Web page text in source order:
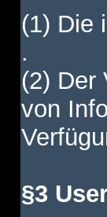
(1) Die
.
(2) Der
von
§3